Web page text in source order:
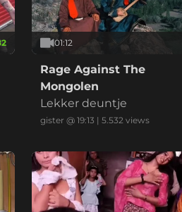
01:12
Rage Against The
Mongolen
Lekker deuntje
gister @ 19:13 | 5.532 views